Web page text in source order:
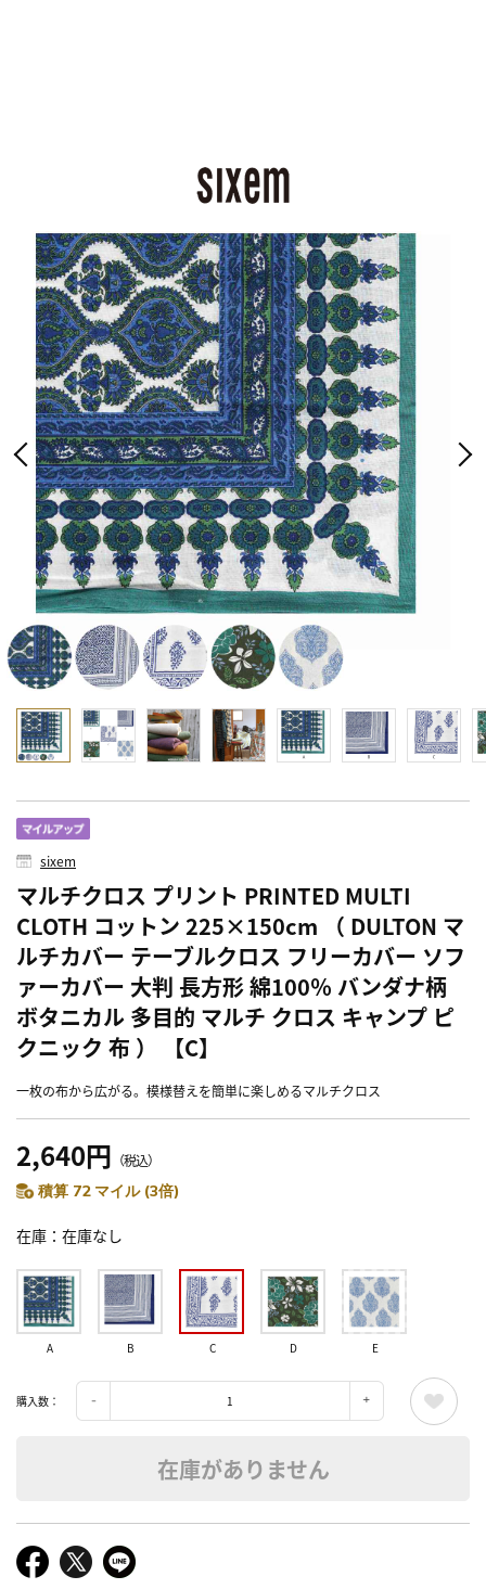
sixem
マルチクロス プリント PRINTED MULTI
CLOTH コットン 225×150cm （ DULTON マ
ルチカバー テーブルクロス フリーカバー ソフ
ァーカバー 大判 長方形 綿100％ バンダナ柄
ボタニカル 多目的 マルチ クロス キャンプ ピ
クニック 布 ） 【C】
一枚の布から広がる。模様替えを簡単に楽しめるマルチクロス
2,640円 （税込）
積算 72 マイル (3倍)
在庫 在庫なし
A B C D E
購入数：
在庫がありません